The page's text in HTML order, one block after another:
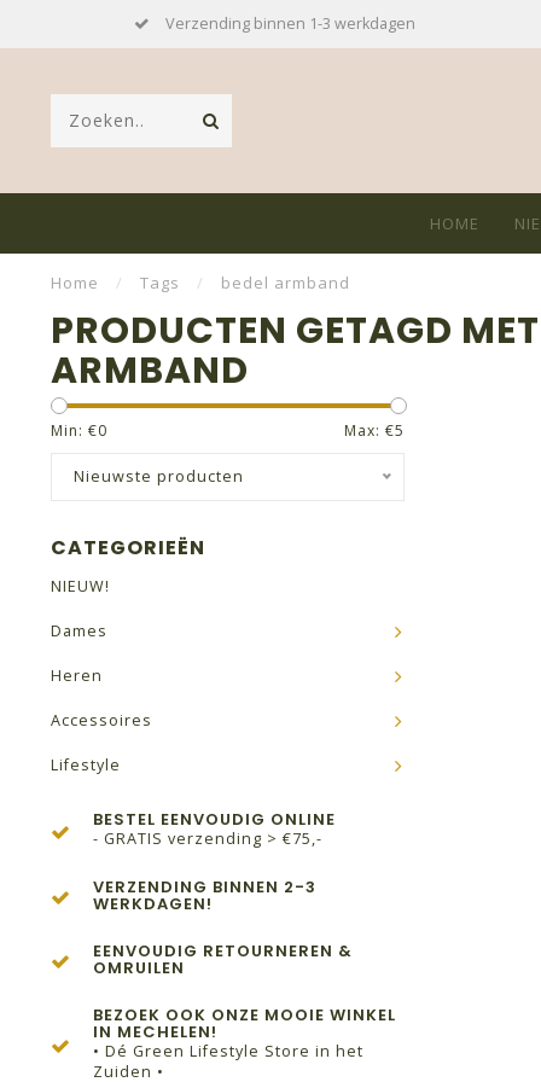
Verzending binnen 1-3 werkdagen
HOME
Home / Tags / bedel armband
PRODUCTEN GETAGD
ARMBAND
Min: €0 Max: €5
Nieuwste producten
CATEGORIEËN
NIEUW!
Dames
Heren
Accessoires
Lifestyle
BESTEL EENVOUDIG ONLINE
- GRATIS verzending > €75,-
VERZENDING BINNEN 2-3
WERKDAGEN!
EENVOUDIG RETOURNEREN &
OMRUILEN
BEZOEK OOK ONZE MOOIE WINKEL
IN MECHELEN!
• Dé Green Lifestyle Store in het
Zuiden •